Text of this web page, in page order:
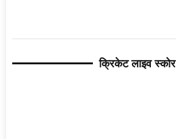
क्रिकेट लाइव स्कोर